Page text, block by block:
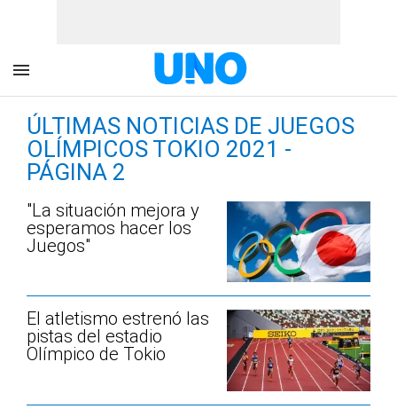
ÚLTIMAS NOTICIAS DE JUEGOS
OLÍMPICOS TOKIO 2021 -
PÁGINA 2
"La situación mejora y
esperamos hacer los
Juegos"
El atletismo estrenó las
pistas del estadio
Olímpico de Tokio